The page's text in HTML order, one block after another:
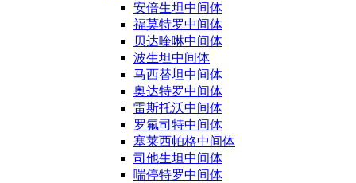
安倍生坦中间体
福莫特罗中间体
贝达喹啉中间体
波生坦中间体
马西替坦中间体
奥达特罗中间体
雷斯托沃中间体
罗氟司特中间体
塞莱西帕格中间体
司他生坦中间体
喘停特罗中间体